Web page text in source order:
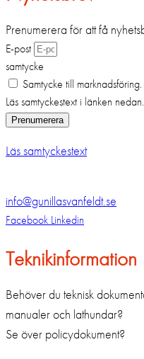
Prenumerera för att få
E-post
samtycke
Samtycke till marknadsföring.
Läs samtyckestext i länken nedan.
Prenumerera
Läs samtyckestext
info@gunillasvanfeldt.se
Facebook Linkedin
Teknikinformation
Behöver du teknisk
manualer och lathundar?
Se över policydokument?